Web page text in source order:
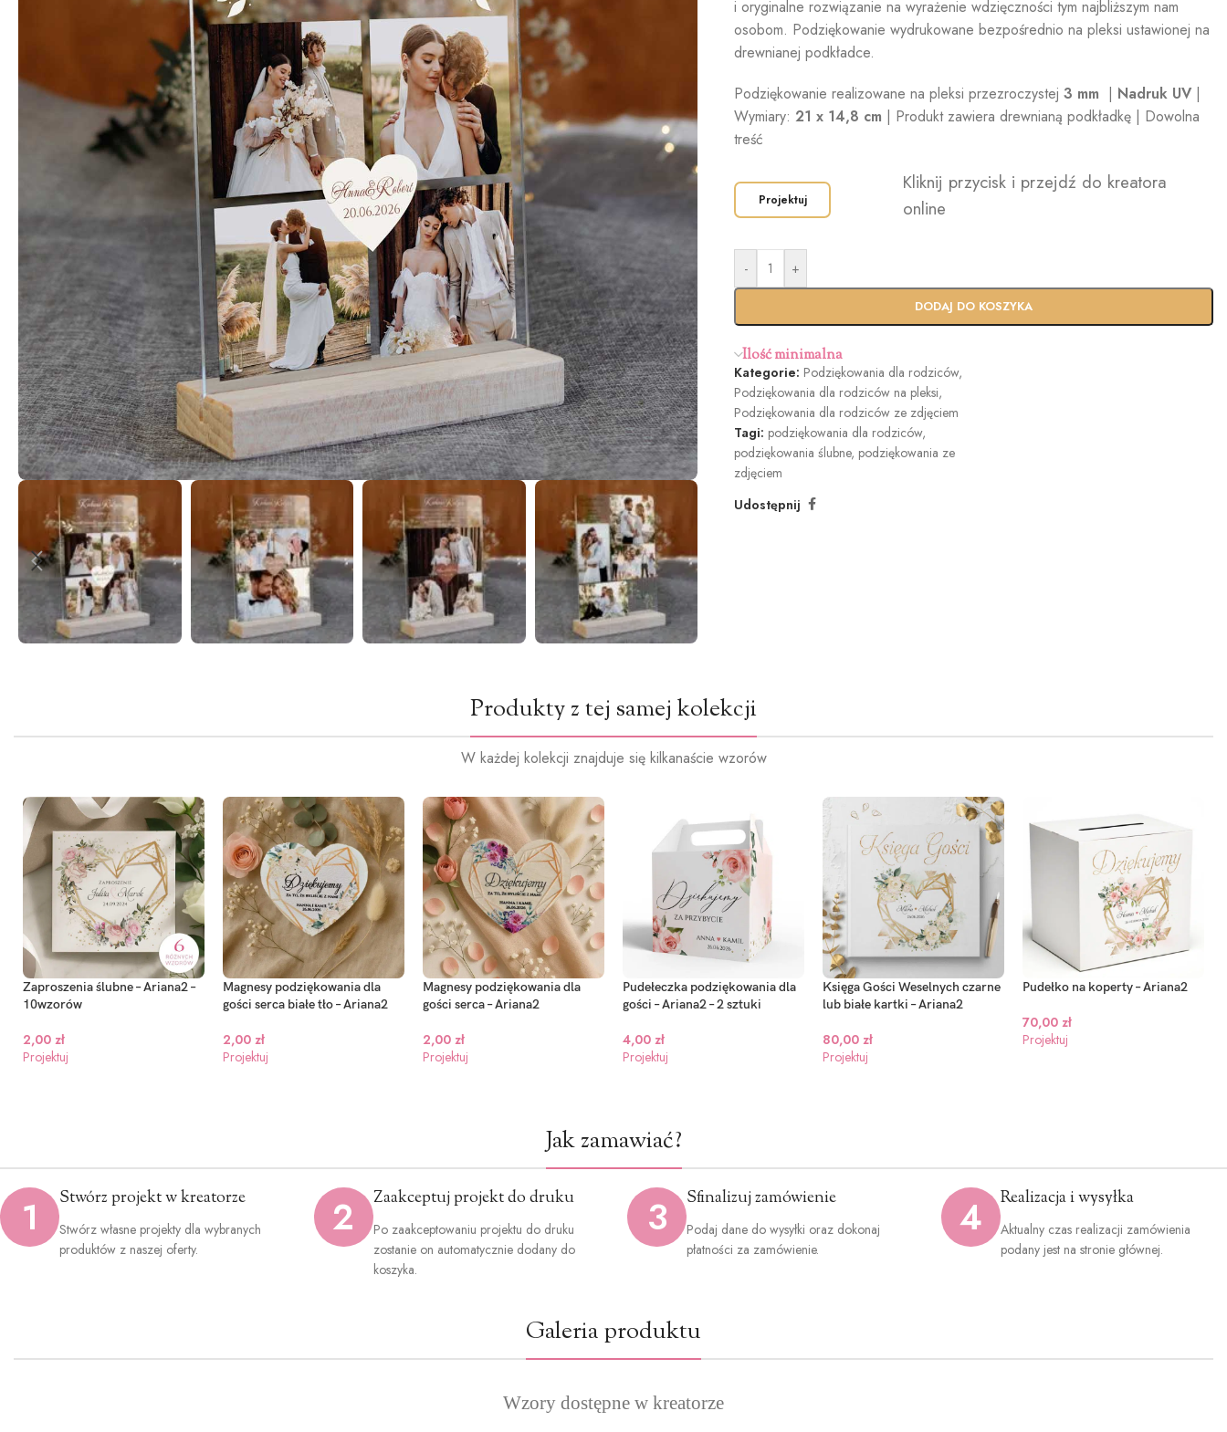
i oryginalne rozwiązanie na wyrażenie wdzięczności tym najbliższym nam
osobom. Podziękowanie wydrukowane bezpośrednio na pleksi ustawionej na
drewnianej podkładce.
Podziękowanie realizowane na pleksi przezroczystej 3 mm | Nadruk UV |
Wymiary: 21 x 14,8 cm | Produkt zawiera drewnianą podkładkę | Dowolna
treść
Projektuj
Kliknij przycisk i przejdź do kreatora
online
- +
DODAJ DO KOSZYKA
Ilość minimalna
Kategorie: Podziękowania dla rodziców,
Podziękowania dla rodziców na pleksi,
Podziękowania dla rodziców ze zdjęciem
Tagi: podziękowania dla rodziców,
podziękowania ślubne, podziękowania ze
zdjęciem
Udostępnij
Produkty z tej samej kolekcji
W każdej kolekcji znajduje się kilkanaście wzorów
Zaproszenia ślubne – Ariana2 –
10wzorów
2,00 zł
Projektuj
Magnesy podziękowania dla
gości serca białe tło – Ariana2
2,00 zł
Projektuj
Magnesy podziękowania dla
gości serca – Ariana2
2,00 zł
Projektuj
Pudełeczka podziękowania dla
gości – Ariana2 – 2 sztuki
4,00 zł
Projektuj
Księga Gości Weselnych czarne
lub białe kartki – Ariana2
80,00 zł
Projektuj
Pudełko na koperty – Ariana2
70,00 zł
Projektuj
Jak zamawiać?
1 Stwórz projekt w kreatorze
Stwórz własne projekty dla wybranych
produktów z naszej oferty.
2 Zaakceptuj projekt do druku
Po zaakceptowaniu projektu do druku
zostanie on automatycznie dodany do
koszyka.
3 Sfinalizuj zamówienie
Podaj dane do wysyłki oraz dokonaj
płatności za zamówienie.
4 Realizacja i wysyłka
Aktualny czas realizacji zamówienia
podany jest na stronie głównej.
Galeria produktu
Wzory dostępne w kreatorze